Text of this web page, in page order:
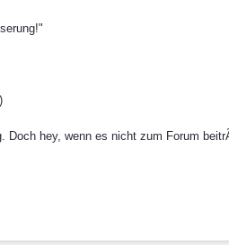
Doch hey, wenn es nicht zum Forum